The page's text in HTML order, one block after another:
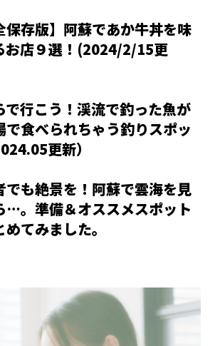
保存版】阿蘇であか牛丼を味
お店９選！(2024/2/15更
で行こう！渓流で釣った魚が
で食べられちゃう釣りスポッ
更新）
でも絶景を！阿蘇で雲海を見
…。準備＆オススメスポット
てみました。